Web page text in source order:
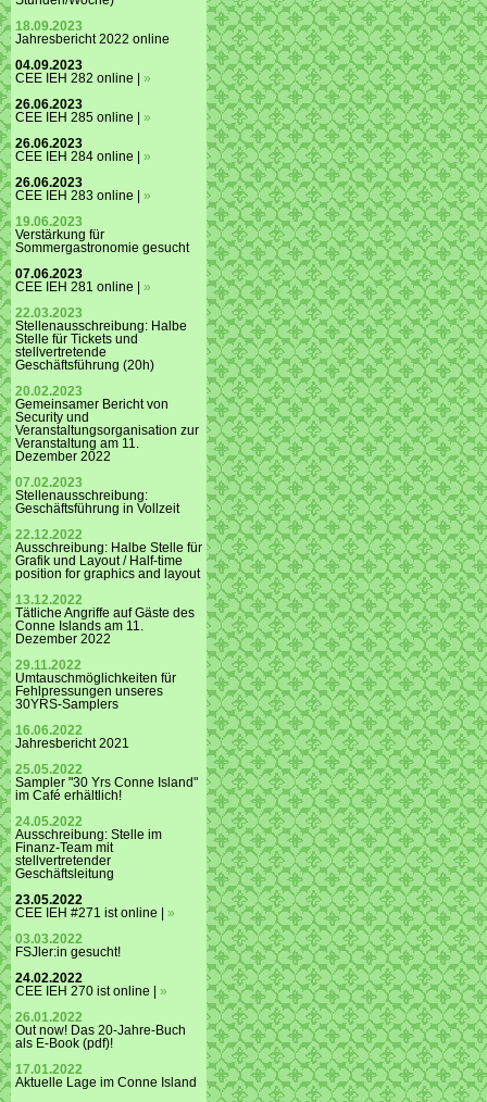
18.09.2023
Jahresbericht 2022 online
04.09.2023
CEE IEH 282 online | »
26.06.2023
CEE IEH 285 online | »
26.06.2023
CEE IEH 284 online | »
26.06.2023
CEE IEH 283 online | »
19.06.2023
Verstärkung für
Sommergastronomie gesucht
07.06.2023
CEE IEH 281 online | »
22.03.2023
Stellenausschreibung: Halbe
Stelle für Tickets und
stellvertretende
Geschäftsführung (20h)
20.02.2023
Gemeinsamer Bericht von
Security und
Veranstaltungsorganisation zur
Veranstaltung am 11.
Dezember 2022
07.02.2023
Stellenausschreibung:
Geschäftsführung in Vollzeit
22.12.2022
Ausschreibung: Halbe Stelle für
Grafik und Layout / Half-time
position for graphics and layout
13.12.2022
Tätliche Angriffe auf Gäste des
Conne Islands am 11.
Dezember 2022
29.11.2022
Umtauschmöglichkeiten für
Fehlpressungen unseres
30YRS-Samplers
16.06.2022
Jahresbericht 2021
25.05.2022
Sampler "30 Yrs Conne Island"
im Café erhältlich!
24.05.2022
Ausschreibung: Stelle im
Finanz-Team mit
stellvertretender
Geschäftsleitung
23.05.2022
CEE IEH #271 ist online | »
03.03.2022
FSJler:in gesucht!
24.02.2022
CEE IEH 270 ist online | »
26.01.2022
Out now! Das 20-Jahre-Buch
als E-Book (pdf)!
17.01.2022
Aktuelle Lage im Conne Island